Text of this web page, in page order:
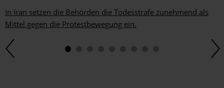
In Iran setzen die Behörden die Todesstrafe zunehmend als
Mittel gegen die Protestbewegung ein.